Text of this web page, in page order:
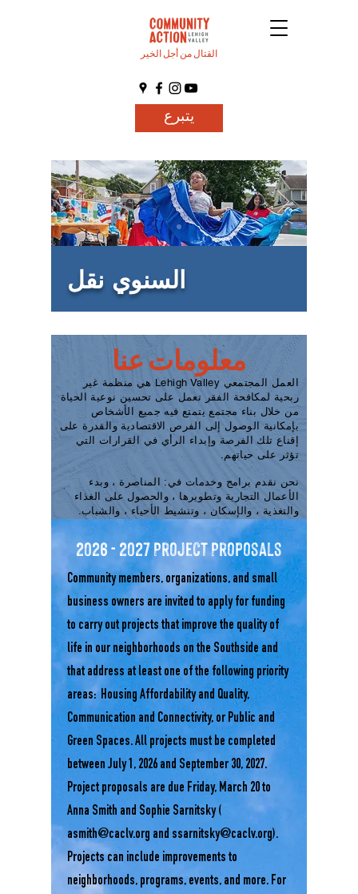
القتال من أجل الخير
يتبرع
السنوي نقل
معلومات عنا
العمل المجتمعي Lehigh Valley هي منظمة غير
ربحية لمكافحة الفقر تعمل على تحسين نوعية الحياة
من خلال بناء مجتمع يتمتع فيه جميع الأشخاص
بإمكانية الوصول إلى الفرص الاقتصادية والقدرة على
إقناع تلك الفرصة وإبداء الرأي في القرارات التي
تؤثر على حياتهم.
نحن نقدم برامج وخدمات في:
المناصرة ، وبدء
الأعمال التجارية وتطويرها ، والحصول على الغذاء
والتغذية ، والإسكان ، وتنشيط الأحياء ، والشباب.
2026 - 2027Project Proposals
Community members, organizations, and small
business owners are invited to apply for funding
to carry out projects that improve the quality of
life in our neighborhoods on the Southside and
that address at least one of the following priority
areas: Housing Affordability and Quality,
Communication and Connectivity, or Public and
Green Spaces. All projects must be completed
between July 1, 2026 and September 30, 2027.
Project proposals are due Friday, March 20 to
Anna Smith and Sophie Sarnitsky (
asmith@caclv.org and ssarnitsky@caclv.org).
Projects can include improvements to
neighborhoods, programs, events, and more. For